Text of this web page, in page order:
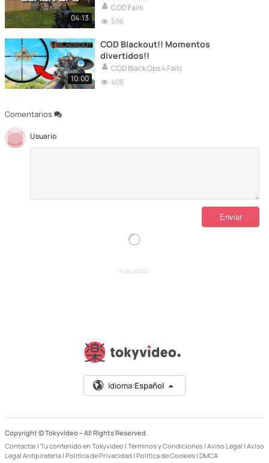
Comentarios
Usuario
04:13
COD Fails
596
10:00
COD Blackout!! Momentos
divertidos!!
COD Black Ops 4 Fails
408
PUBLICIDAD
Idioma:Español
Copyright © Tokyvideo – All Rights Reserved
Contactar | Tu contenido en Tokyvideo | Términos y Condiciones | Aviso Legal | Aviso
Legal Antipiratería | Política de Privacidad | Política de Cookies | DMCA